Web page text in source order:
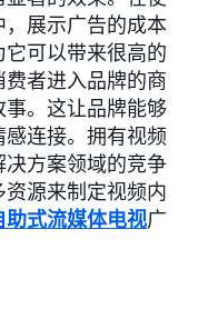
展示广告的成本
可以带来很高的
者进入品牌的商
。这让品牌能够
连接。拥有视频
方案领域的竞争
源来制定视频内
助式流媒体电视广